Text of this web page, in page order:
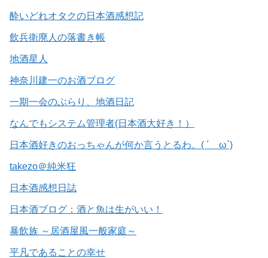
酔いどれオタクの日本酒感想記
飲兵衛廃人の落書き帳
地酒星人
神奈川建一のお酒ブログ
一期一会のぶらり、地酒日記
なんでもシステム管理者(日本酒大好き！）
日本酒好きのおっちゃんが何か言うとるわ。( ´ ω`)
takezo＠純米狂
日本酒感想日誌
日本酒ブログ：酒と魚は生がいい！
暴飲族 ～居酒屋風一般家庭～
平凡であることの幸せ